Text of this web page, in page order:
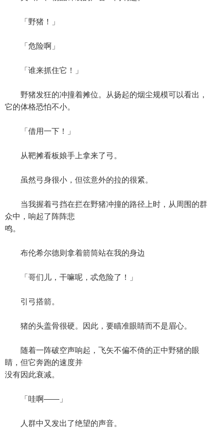
「野猪！」
「危险啊」
「谁来抓住它！」
野猪发狂的冲撞着摊位。从扬起的烟尘规模可以看出，
它的体格恐怕不小。
「借用一下！」
从靶摊看板娘手上拿来了弓。
虽然弓身很小，但弦意外的拉的很紧。
当我握着弓挡在拦在野猪冲撞的路径上时，从周围的群
众中，响起了阵阵悲
鸣。
布伦希尔德则拿着箭筒站在我的身边
「哥们儿，干嘛呢，忒危险了！」
引弓搭箭。
猪的头盖骨很硬。因此，要瞄准眼睛而不是眉心。
随着一阵破空声响起，飞矢不偏不倚的正中野猪的眼
睛，但它奔跑的速度并
没有因此衰减。
「哇啊——」
人群中又发出了绝望的声音。